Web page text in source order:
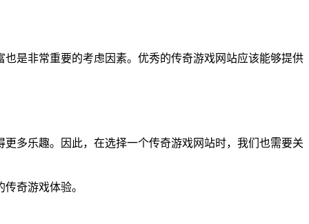
是非常重要的考虑因素。优秀的传奇游戏网站应该能够提供
多乐趣。因此，在选择一个传奇游戏网站时，我们也需要关
奇游戏体验。